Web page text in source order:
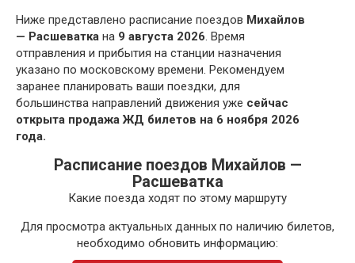
Ниже представлено расписание поездов Михайлов
— Расшеватка на 9 августа 2026. Время
отправления и прибытия на станции назначения
указано по московскому времени. Рекомендуем
заранее планировать ваши поездки, для
большинства направлений движения уже сейчас
открыта продажа ЖД билетов на 6 ноября 2026
года.
Расписание поездов Михайлов —
Расшеватка
Какие поезда ходят по этому маршруту
Для просмотра актуальных данных по наличию билетов,
необходимо обновить информацию: